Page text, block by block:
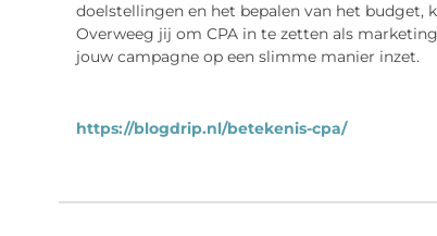
doelstellingen en het bepalen van het budget,
Overweeg jij om CPA in te zetten als
jouw campagne op een slimme manier inzet.
https://blogdrip.nl/betekenis-cpa/